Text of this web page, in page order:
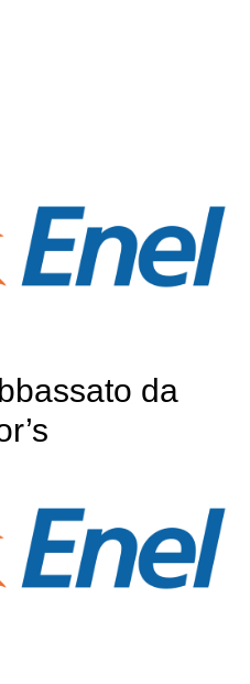
da